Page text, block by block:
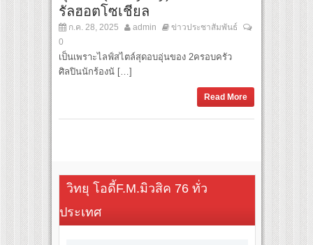
รัลฮอตโซเชียล
ก.ค. 28, 2025 admin
ข่าวประชาสัมพันธ์
0
เป็นเพราะไลฟ์สไตล์สุดอบอุ่นของ 2ครอบครัว
ศิลปินนักร้องนั […]
Read More
วิทยุ โอดี้F.M.มิวสิค 76 ทั่ว
ประเทศ